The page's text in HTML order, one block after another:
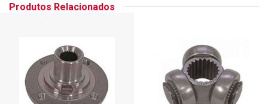
Produtos Relacionados